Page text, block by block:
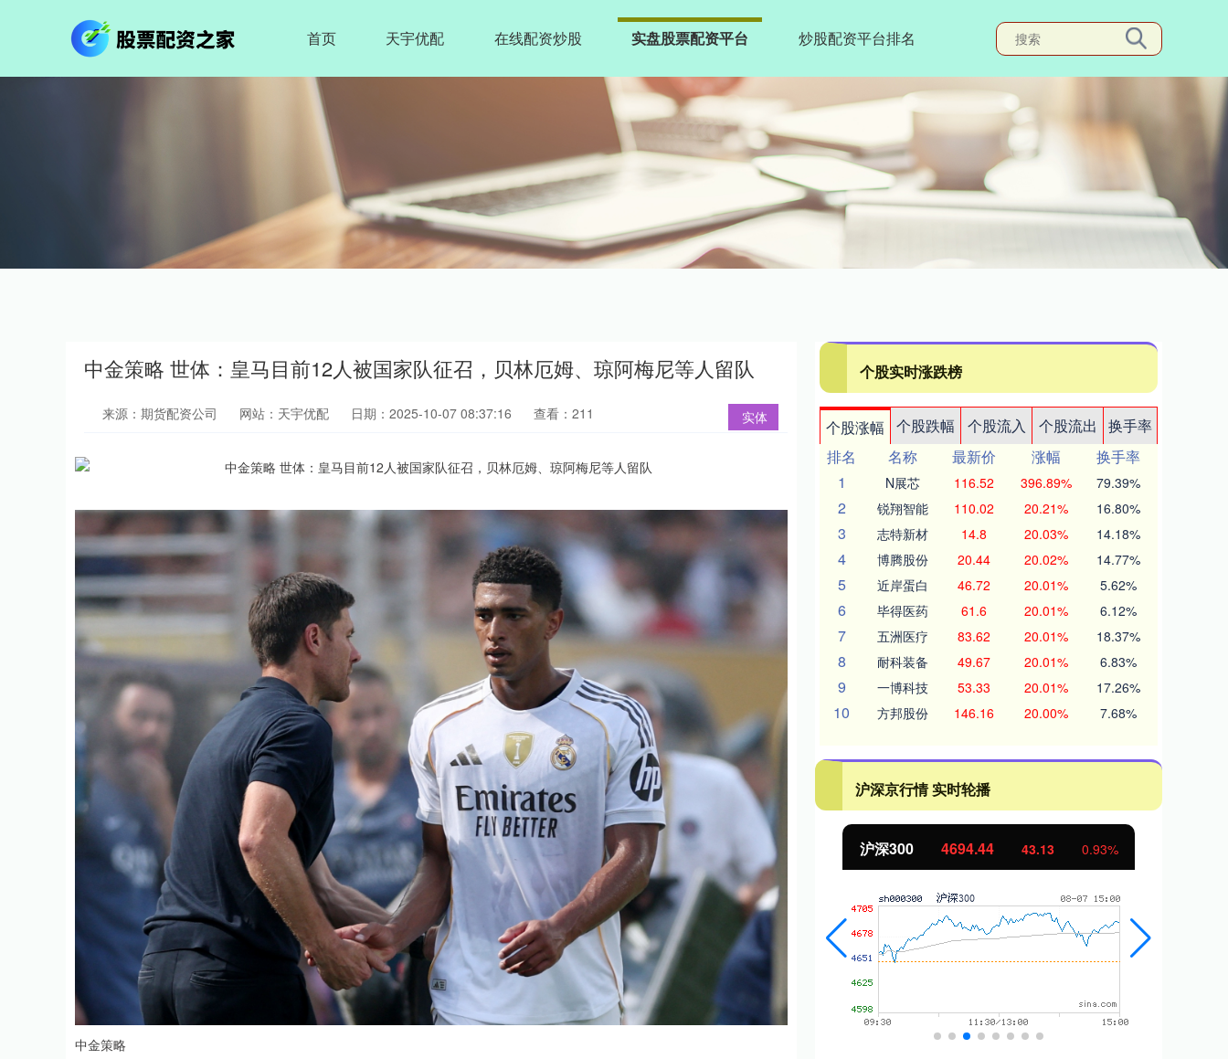
首页 天宇优配 在线配资炒股 实盘股票配资平台 炒股配资平台排名
中金策略 世体：皇马目前12人被国家队征召，贝林厄姆、琼阿梅尼等人留队
实体
来源：期货配资公司 网站：天宇优配 日期：2025-10-07 08:37:16 查看：211
中金策略
个股实时涨跌榜
个股涨幅 个股跌幅 个股流入 个股流出
换手率
排名
名称 最新价 涨幅
换手率
1
N展芯 116.52 396.89% 79.39%
2 锐翔智能 110.02 20.21% 16.80%
3 志特新材 14.8 20.03% 14.18%
4 博腾股份 20.44 20.02% 14.77%
5 近岸蛋白 46.72 20.01% 5.62%
6 毕得医药 61.6 20.01% 6.12%
7 五洲医疗 83.62 20.01% 18.37%
8 耐科装备 49.67 20.01% 6.83%
9 一博科技 53.33 20.01% 17.26%
10 方邦股份 146.16 20.00% 7.68%
沪深京行情 实时轮播
3940.04 39.68 深证成指 14311.01 200.89 4694.44 0.93% 北证50 1134.24